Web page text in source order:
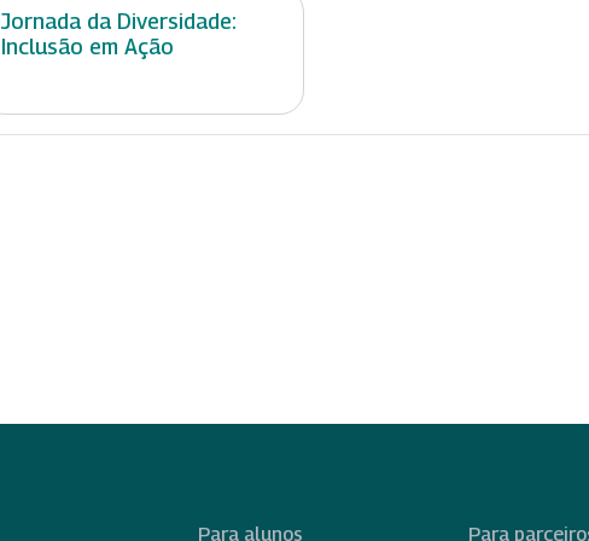
Jornada da Diversidade:
Inclusão em Ação
Para alunos Para